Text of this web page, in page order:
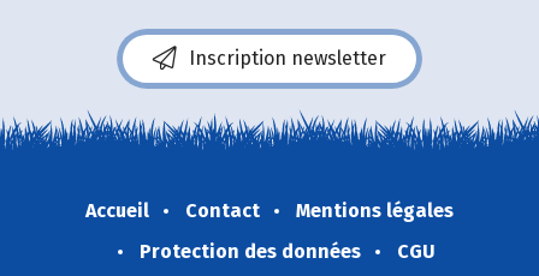
Inscription newsletter
Accueil Contact
Mentions légales
Protection des données
CGU